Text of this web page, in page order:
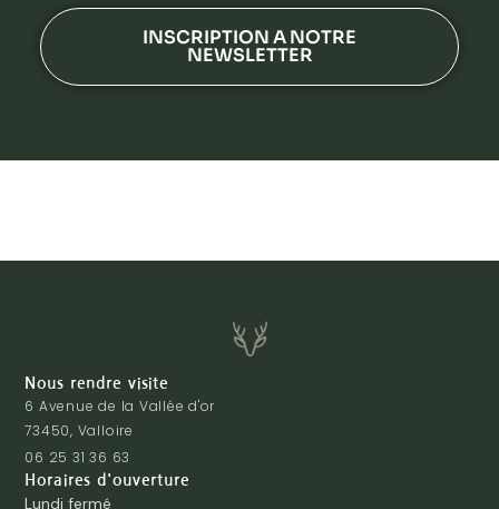
INSCRIPTION A NOTRE
NEWSLETTER
Nous rendre visite
6 Avenue de la Vallée d'or
73450, Valloire
06 25 31 36 63
Horaires d'ouverture
Lundi fermé